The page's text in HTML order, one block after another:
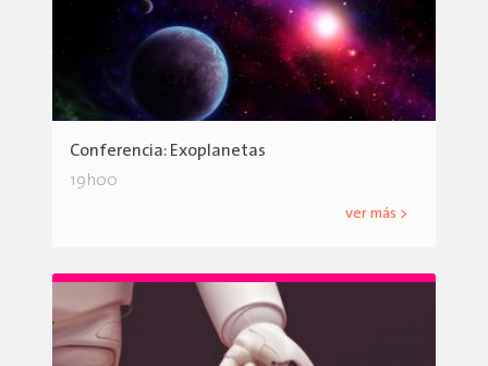
Conferencia: Exoplanetas
19h00
ver más >